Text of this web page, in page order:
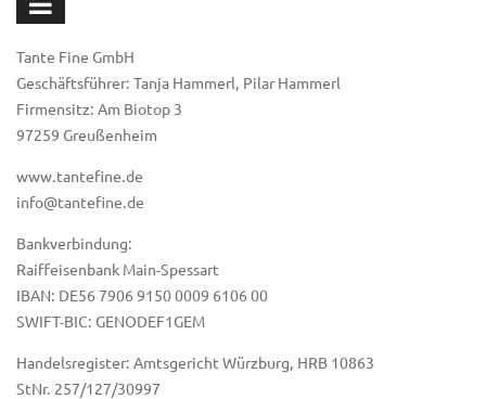
Tante Fine GmbH
Geschäftsführer: Tanja Hammerl, Pilar Hammerl
Firmensitz: Am Biotop 3
97259 Greußenheim
www.tantefine.de
info@tantefine.de
Bankverbindung:
Raiffeisenbank Main-Spessart
IBAN: DE56 7906 9150 0009 6106 00
SWIFT-BIC: GENODEF1GEM
Handelsregister: Amtsgericht Würzburg, HRB 10863
StNr. 257/127/30997